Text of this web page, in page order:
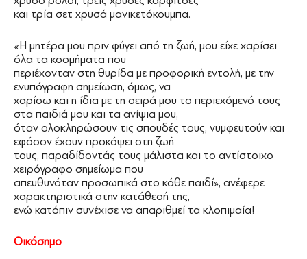
και τρία σετ χρυσά μανικετόκουμπα.
«Η μητέρα μου πριν φύγει από τη ζωή, μου είχε χαρίσει
όλα τα κοσμήματα που
περιέχονταν στη θυρίδα με προφορική εντολή, με την
ενυπόγραφη σημείωση, όμως, να
χαρίσω και η ίδια με τη σειρά μου το περιεχόμενό τους
στα παιδιά μου και τα ανίψια μου,
όταν ολοκληρώσουν τις σπουδές τους, νυμφευτούν και
εφόσον έχουν προκόψει στη ζωή
τους, παραδίδοντάς τους μάλιστα και το αντίστοιχο
χειρόγραφο σημείωμα που
απευθυνόταν προσωπικά στο κάθε παιδί», ανέφερε
χαρακτηριστικά στην κατάθεσή της,
ενώ κατόπιν συνέχισε να απαριθμεί τα κλοπιμαία!
Οικόσημο